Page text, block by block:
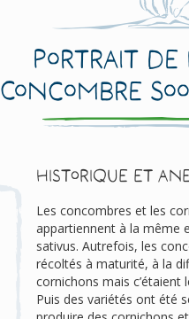
Portrait de
Concombre
Historique et
Les concombres et les
appartiennent à la même
sativus. Autrefois, les
récoltés à maturité, à la
cornichons mais c’étaient
Puis des variétés ont été